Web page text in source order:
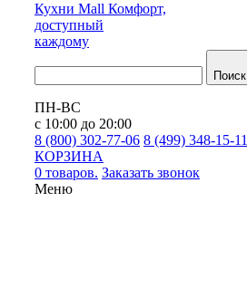
Кухни Mall Комфорт,
доступный
каждому
Поиск
ПН-ВС
с 10:00 до 20:00
8 (800) 302-77-06 8 (499) 348-15-11
КОРЗИНА
0 товаров. Заказать звонок
Меню